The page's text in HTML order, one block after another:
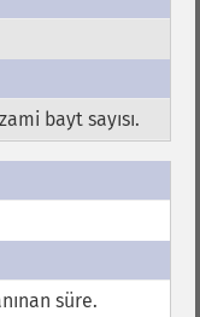
bayt sayısı.
süre.